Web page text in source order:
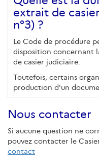
extrait de
n°3) ?
Le Code de procédure
disposition concernant
de casier judiciaire.
Toutefois, certains
production d'un
Nous contacter
Si aucune question ne
pouvez contacter le
contact